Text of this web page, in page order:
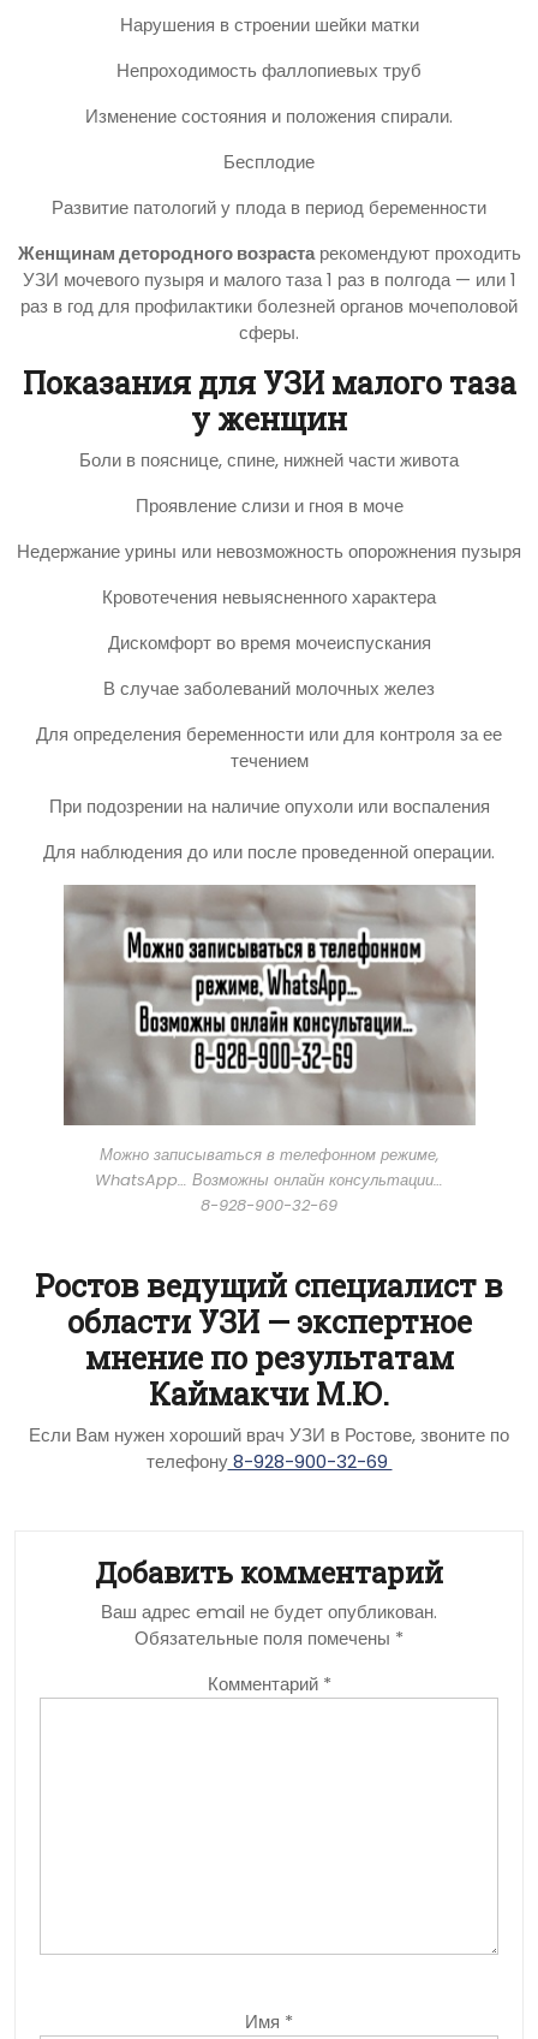
Нарушения в строении шейки матки
Непроходимость фаллопиевых труб
Изменение состояния и положения спирали.
Бесплодие
Развитие патологий у плода в период беременности
Женщинам детородного возрастарекомендуют проходить
УЗИ мочевого пузыря и малого таза 1 раз в полгода — или 1
раз в год для профилактики болезней органов мочеполовой
сферы.
Показания для УЗИ малого таза
у женщин
Боли в пояснице, спине, нижней части живота
Проявление слизи и гноя в моче
Недержание урины или невозможность опорожнения пузыря
Кровотечения невыясненного характера
Дискомфорт во время мочеиспускания
В случае заболеваний молочных желез
Для определения беременности или для контроля за ее
течением
При подозрении на наличие опухоли или воспаления
Для наблюдения до или после проведенной операции.
Можно записываться в телефонном режиме,
WhatsApp… Возможны онлайн консультации…
8-928-900-32-69
Ростов ведущий специалист в
области УЗИ — экспертное
мнение по результатам
Каймакчи М.Ю.
Если Вам нужен хороший врач УЗИ в Ростове, звоните по
телефону8-928-900-32-69
Добавить комментарий
Ваш адрес email не будет опубликован.
Обязательные поля помечены *
Комментарий *
Имя *